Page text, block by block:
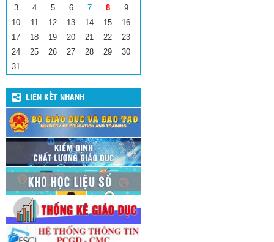
3 4 5 6 7 8
9
10
11 12 13 14 15
16
17
18 19 20 21 22
23
24
25 26 27 28 29
30
31
LIÊN KẾT NHANH